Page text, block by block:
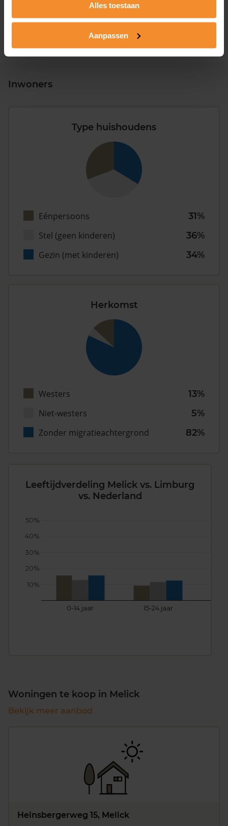
Alles toestaan
Aanpassen
2008 of later
4%
Inwoners
Type huishoudens
Eénpersoons
31%
Stel (geen kinderen)
36%
Gezin (met kinderen)
34%
Herkomst
Westers
13%
Niet-westers
5%
Zonder migratieachtergrond
82%
Leeftijdverdeling Melick vs. Limburg
vs. Nederland
0-14 jaar 15-24 jaar
10%
20%
30%
40%
50%
Woningen te koop in Melick
Bekijk meer aanbod
Heinsbergerweg 15, Melick